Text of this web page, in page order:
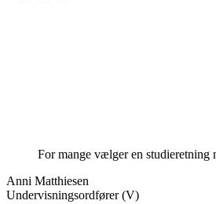
For mange vælger en studieretning
Anni Matthiesen
Undervisningsordfører (V)